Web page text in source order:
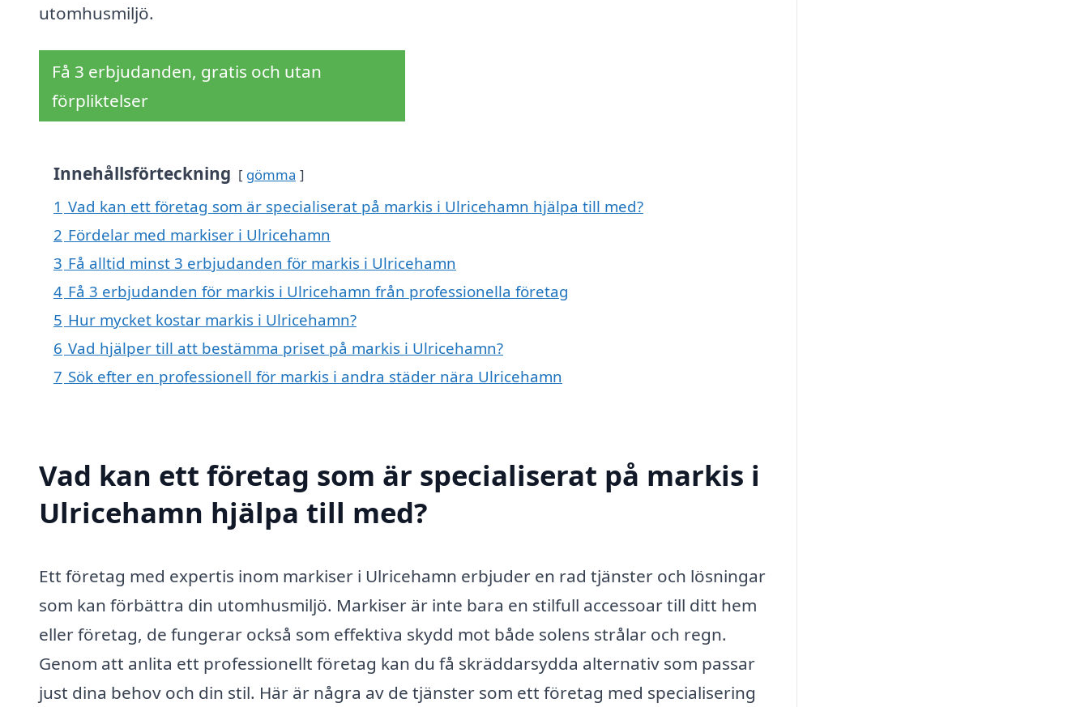
utomhusmiljö.
Få 3 erbjudanden, gratis och utan
förpliktelser
Innehållsförteckning gömma
1 Vad kan ett företag som är specialiserat på markis i Ulricehamn hjälpa till med?
2 Fördelar med markiser i Ulricehamn
3 Få alltid minst 3 erbjudanden för markis i Ulricehamn
4 Få 3 erbjudanden för markis i Ulricehamn från professionella företag
5 Hur mycket kostar markis i Ulricehamn?
6 Vad hjälper till att bestämma priset på markis i Ulricehamn?
7 Sök efter en professionell för markis i andra städer nära Ulricehamn
Vad kan ett företag som är specialiserat på markis i
Ulricehamn hjälpa till med?
Ett företag med expertis inom markiser i Ulricehamn erbjuder en rad tjänster och lösningar
som kan förbättra din utomhusmiljö. Markiser är inte bara en stilfull accessoar till ditt hem
eller företag, de fungerar också som effektiva skydd mot både solens strålar och regn.
Genom att anlita ett professionellt företag kan du få skräddarsydda alternativ som passar
just dina behov och din stil. Här är några av de tjänster som ett företag med specialisering